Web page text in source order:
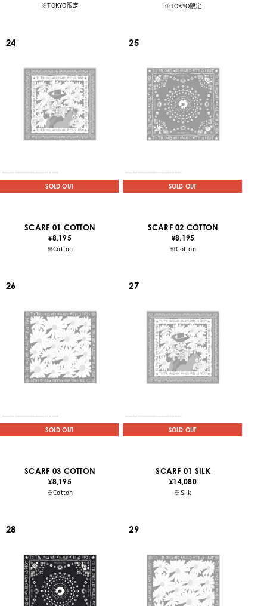
※TOKYO限定
※TOKYO限定
24
SOLD OUT
SCARF 01 COTTON
¥8,195
※Cotton
25
SOLD OUT
SCARF 02 COTTON
¥8,195
※Cotton
26
SOLD OUT
SCARF 03 COTTON
¥8,195
※Cotton
27
SOLD OUT
SCARF 01 SILK
¥14,080
※Silk
28 29